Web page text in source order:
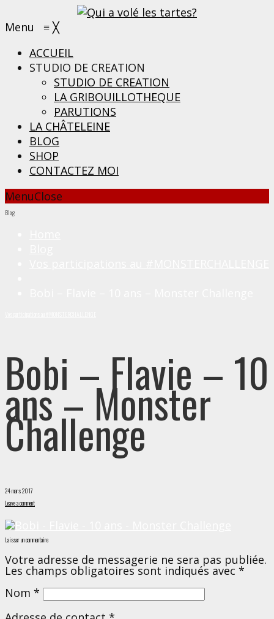
Menu ≡ ╳
ACCUEIL
STUDIO DE CREATION
STUDIO DE CREATION
LA GRIBOUILLOTHEQUE
PARUTIONS
LA CHÂTELEINE
BLOG
SHOP
CONTACTEZ MOI
MenuClose
Blog
Bobi – Flavie – 10
ans – Monster
Challenge
24 mars 2017
Leave a comment
Laisser un commentaire
Votre adresse de messagerie ne sera pas publiée.
Les champs obligatoires sont indiqués avec *
Nom *